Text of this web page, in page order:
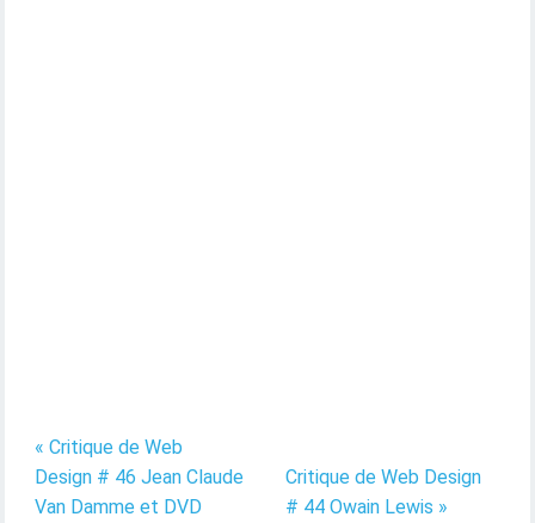
« Critique de Web
Design # 46 Jean Claude
Van Damme et DVD
Critique de Web Design
# 44 Owain Lewis »